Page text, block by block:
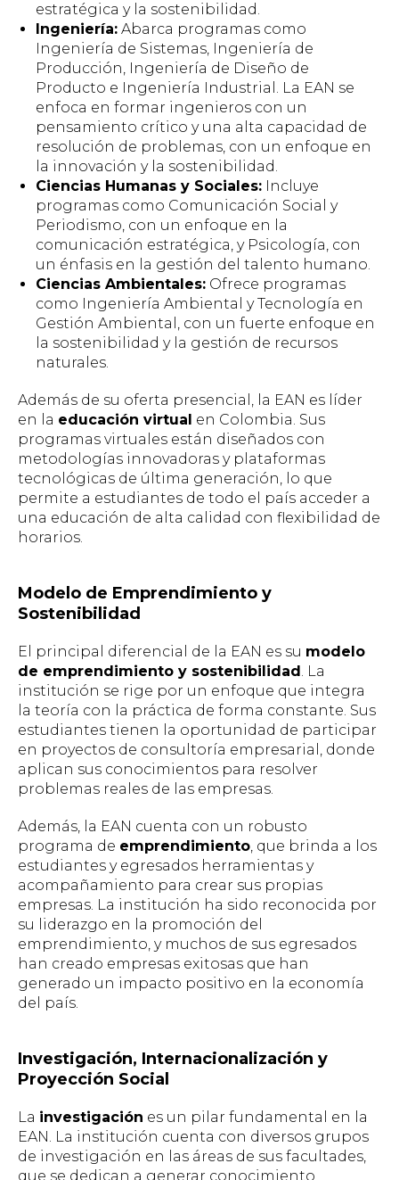
estratégica y la sostenibilidad.
Ingeniería: Abarca programas como
Ingeniería de Sistemas, Ingeniería de
Producción, Ingeniería de Diseño de
Producto e Ingeniería Industrial. La EAN se
enfoca en formar ingenieros con un
pensamiento crítico y una alta capacidad de
resolución de problemas, con un enfoque en
la innovación y la sostenibilidad.
Ciencias Humanas y Sociales: Incluye
programas como Comunicación Social y
Periodismo, con un enfoque en la
comunicación estratégica, y Psicología, con
un énfasis en la gestión del talento humano.
Ciencias Ambientales: Ofrece programas
como Ingeniería Ambiental y Tecnología en
Gestión Ambiental, con un fuerte enfoque en
la sostenibilidad y la gestión de recursos
naturales.
Además de su oferta presencial, la EAN es líder
en la educación virtual en Colombia. Sus
programas virtuales están diseñados con
metodologías innovadoras y plataformas
tecnológicas de última generación, lo que
permite a estudiantes de todo el país acceder a
una educación de alta calidad con flexibilidad de
horarios.
Modelo de Emprendimiento y
Sostenibilidad
El principal diferencial de la EAN es su modelo
de emprendimiento y sostenibilidad. La
institución se rige por un enfoque que integra
la teoría con la práctica de forma constante. Sus
estudiantes tienen la oportunidad de participar
en proyectos de consultoría empresarial, donde
aplican sus conocimientos para resolver
problemas reales de las empresas.
Además, la EAN cuenta con un robusto
programa de emprendimiento, que brinda a los
estudiantes y egresados herramientas y
acompañamiento para crear sus propias
empresas. La institución ha sido reconocida por
su liderazgo en la promoción del
emprendimiento, y muchos de sus egresados
han creado empresas exitosas que han
generado un impacto positivo en la economía
del país.
Investigación, Internacionalización y
Proyección Social
La investigación es un pilar fundamental en la
EAN. La institución cuenta con diversos grupos
de investigación en las áreas de sus facultades,
que se dedican a generar conocimiento